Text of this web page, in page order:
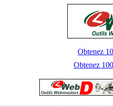
Obtenez
Obtenez